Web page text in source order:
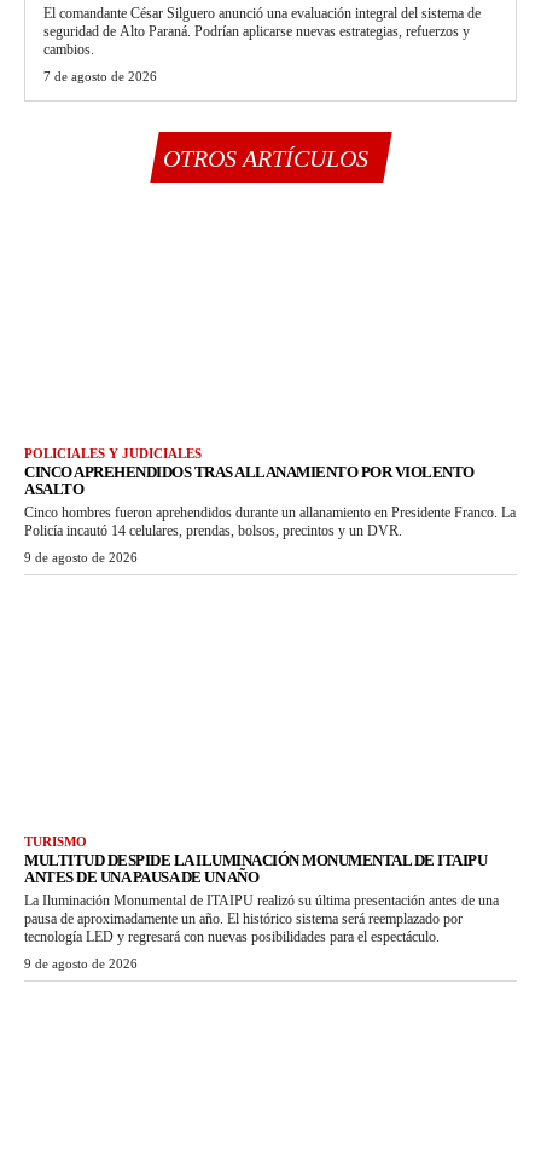
El comandante César Silguero anunció una evaluación integral del sistema de
seguridad de Alto Paraná. Podrían aplicarse nuevas estrategias, refuerzos y
cambios.
7 de agosto de 2026
OTROS ARTÍCULOS
POLICIALES Y JUDICIALES
CINCO APREHENDIDOS TRAS ALLANAMIENTO POR VIOLENTO
ASALTO
Cinco hombres fueron aprehendidos durante un allanamiento en Presidente Franco. La
Policía incautó 14 celulares, prendas, bolsos, precintos y un DVR.
9 de agosto de 2026
TURISMO
MULTITUD DESPIDE LA ILUMINACIÓN MONUMENTAL DE ITAIPU
ANTES DE UNA PAUSA DE UN AÑO
La Iluminación Monumental de ITAIPU realizó su última presentación antes de una
pausa de aproximadamente un año. El histórico sistema será reemplazado por
tecnología LED y regresará con nuevas posibilidades para el espectáculo.
9 de agosto de 2026